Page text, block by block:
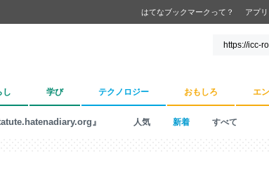
はてなブックマークって？ アプ
し 学び テクノロジー おもしろ エ
』 人気 新着 すべて